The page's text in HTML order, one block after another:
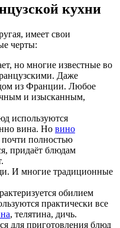
кухни
имеет свои
черты:
но многие известные во
Даже
из Франции. Любое
и изысканным,
используются
вина. Но вино
почти полностью
придаёт блюдам
И многие традиционные
обилием
практически все
, телятина, дичь.
для приготовления блюд